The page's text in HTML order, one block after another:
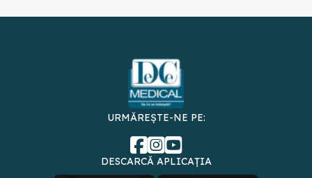
URMĂREȘTE-NE PE:
DESCARCĂ APLICAȚIA